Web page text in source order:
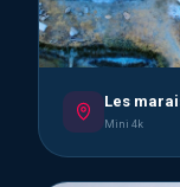
Les
Mini 4k